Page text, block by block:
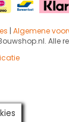
| Algemene
Alle